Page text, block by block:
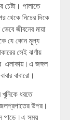
পালাতে
থেকে নিচের দিকে
জীবনের মায়া
যে কোন মূল্য
সেই ঝর্ণায়
এলাকায়।এ জঙ্গল
বাবারো।
খুনিকে ধরতে
জলপ্রপাতের উপর।
পাড়ে।এ সময়